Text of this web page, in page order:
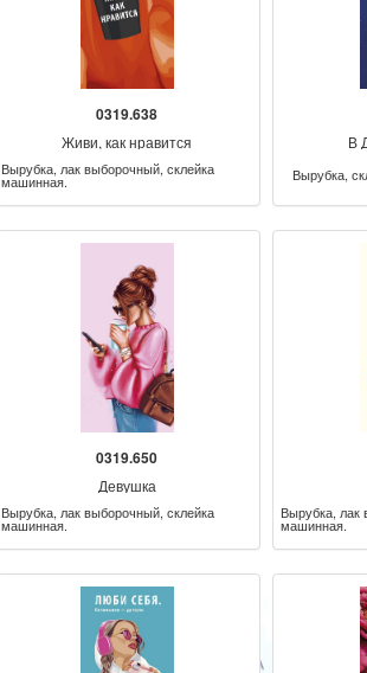
0319.638
Живи, как нравится
Вырубка, лак выборочный, склейка
машинная.
В
Вырубка,
0319.650
Девушка
Вырубка, лак выборочный, склейка
машинная.
Вырубка, лак
машинная.